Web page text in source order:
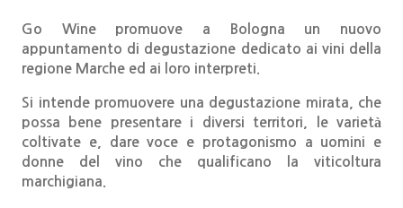
Go Wine promuove a Bologna un nuovo
appuntamento di degustazione dedicato ai vini della
regione Marche ed ai loro interpreti.
Si intende promuovere una degustazione mirata, che
possa bene presentare i diversi territori, le varietà
coltivate e, dare voce e protagonismo a uomini e
donne del vino che qualificano la viticoltura
marchigiana.